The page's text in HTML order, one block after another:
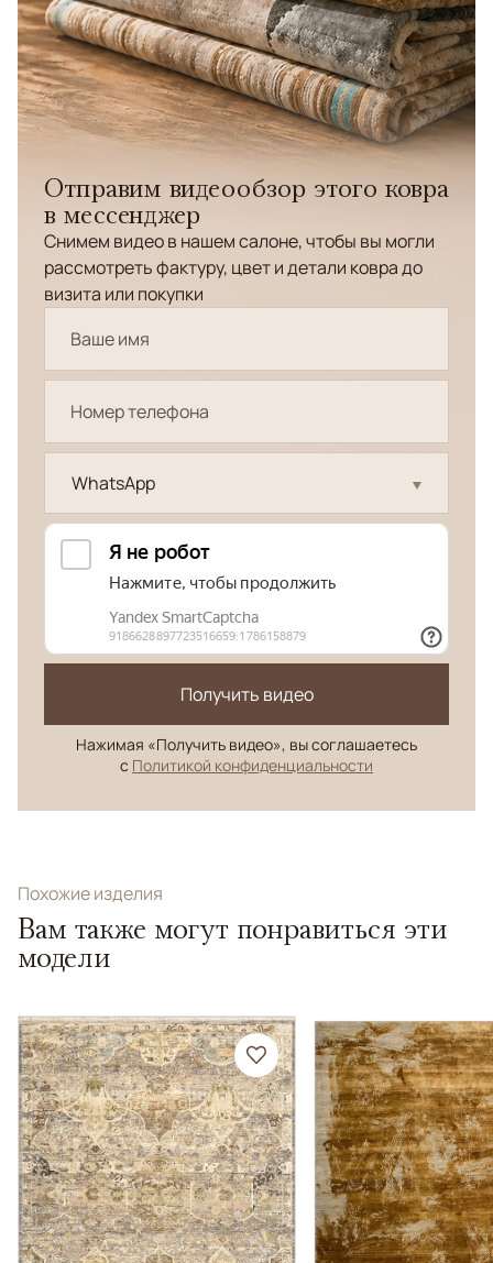
Отправим видеообзор этого ковра
в мессенджер
Снимем видео в нашем салоне, чтобы вы могли
рассмотреть фактуру, цвет и детали ковра до
визита или покупки
WhatsApp
Получить видео
Нажимая «Получить видео», вы соглашаетесь
с Политикой конфиденциальности
Похожие изделия
Вам также могут понравиться эти
модели